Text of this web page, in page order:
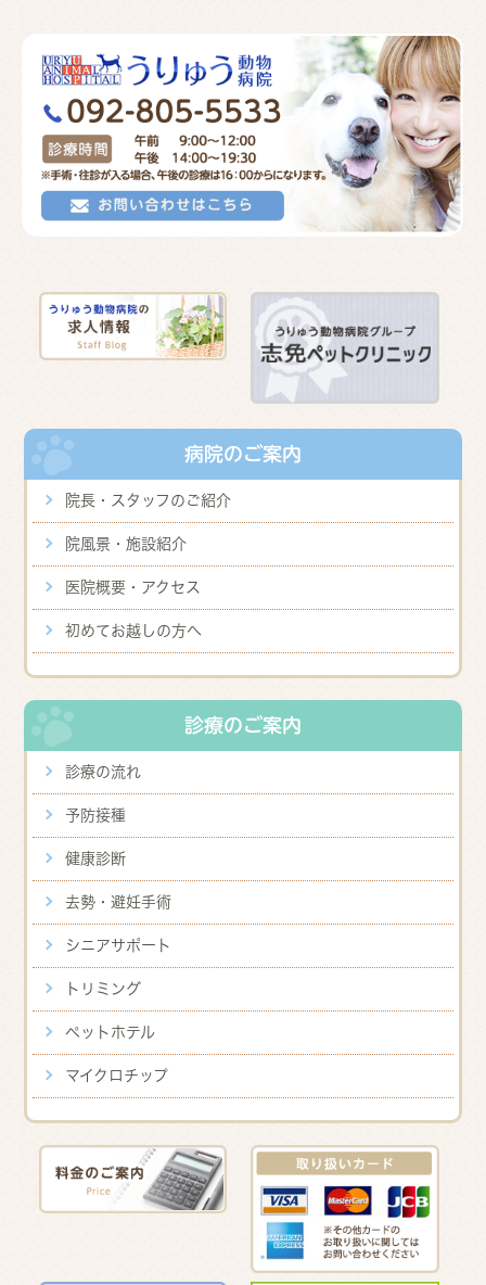
病院のご案内
院長・スタッフのご紹介
院風景・施設紹介
医院概要・アクセス
初めてお越しの方へ
診療のご案内
診療の流れ
予防接種
健康診断
去勢・避妊手術
シニアサポート
トリミング
ペットホテル
マイクロチップ